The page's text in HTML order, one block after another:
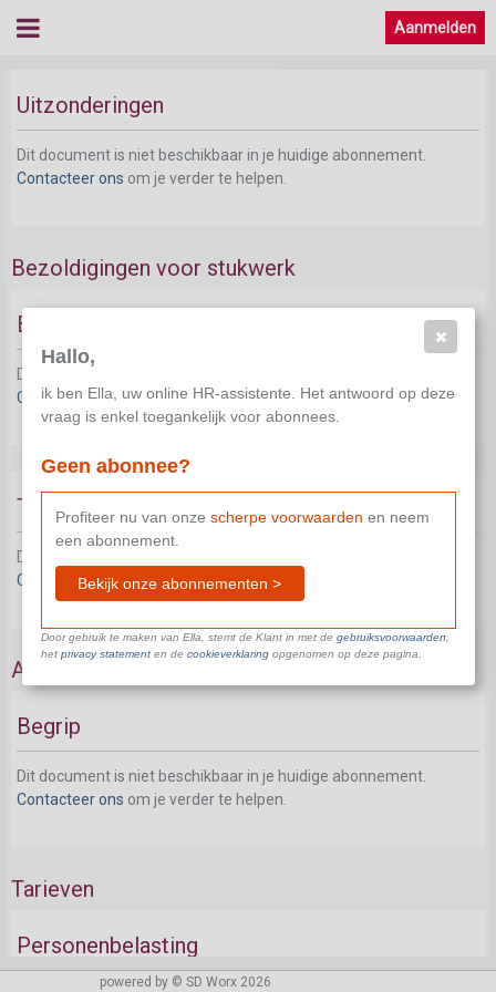
Aanmelden
Uitzonderingen
Dit document is niet beschikbaar in je huidige abonnement.
Contacteer ons om je verder te helpen.
Bezoldigingen voor stukwerk
Begrip
Dit document is niet beschikbaar in je huidige abonnement.
Contacteer onsom je verder te helpen.
Tarief
Dit document is niet beschikbaar in je huidige abonnement.
Contacteer onsom je verder te helpen.
Achterstallen
Begrip
Dit document is niet beschikbaar in je huidige abonnement.
Contacteer ons om je verder te helpen.
Tarieven
Personenbelasting
powered by © SD Worx 2026
Hallo,
ik ben Ella, uw online HR-assistente. Het antwoord op deze
vraag is enkel toegankelijk voor abonnees.
Geen abonnee?
Profiteer nu van onze scherpe voorwaarden en neem
een abonnement.
Bekijk onze abonnementen >
Door gebruik te maken van Ella, stemt de Klant in met de gebruiksvoorwaarden
het privacy statementen de cookieverklaringopgenomen op deze pagina.